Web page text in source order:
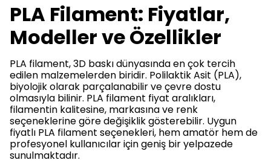
PLA Filament: Fiyatlar,
Modeller ve Özellikler
PLA filament, 3D baskı dünyasında en çok tercih
edilen malzemelerden biridir. Polilaktik Asit (PLA),
biyolojik olarak parçalanabilir ve çevre dostu
olmasıyla bilinir. PLA filament fiyat aralıkları,
filamentin kalitesine, markasına ve renk
seçeneklerine göre değişiklik gösterebilir. Uygun
fiyatlı PLA filament seçenekleri, hem amatör hem de
profesyonel kullanıcılar için geniş bir yelpazede
sunulmaktadır.